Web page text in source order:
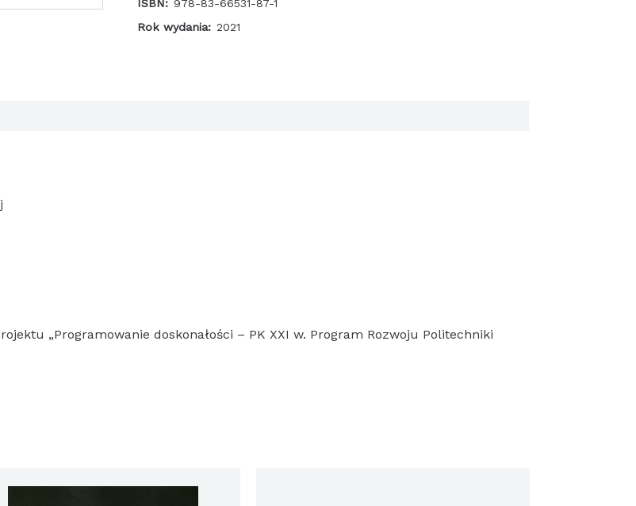
ISBN: 978-83-66531-87-1
Rok wydania: 2021
„Programowanie doskonałości – PK XXI w. Program Rozwoju Politechniki